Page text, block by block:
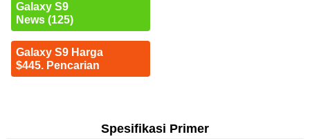
Galaxy S9
News (125)
Galaxy S9 Harga
$445. Pencarian
Spesifikasi Primer